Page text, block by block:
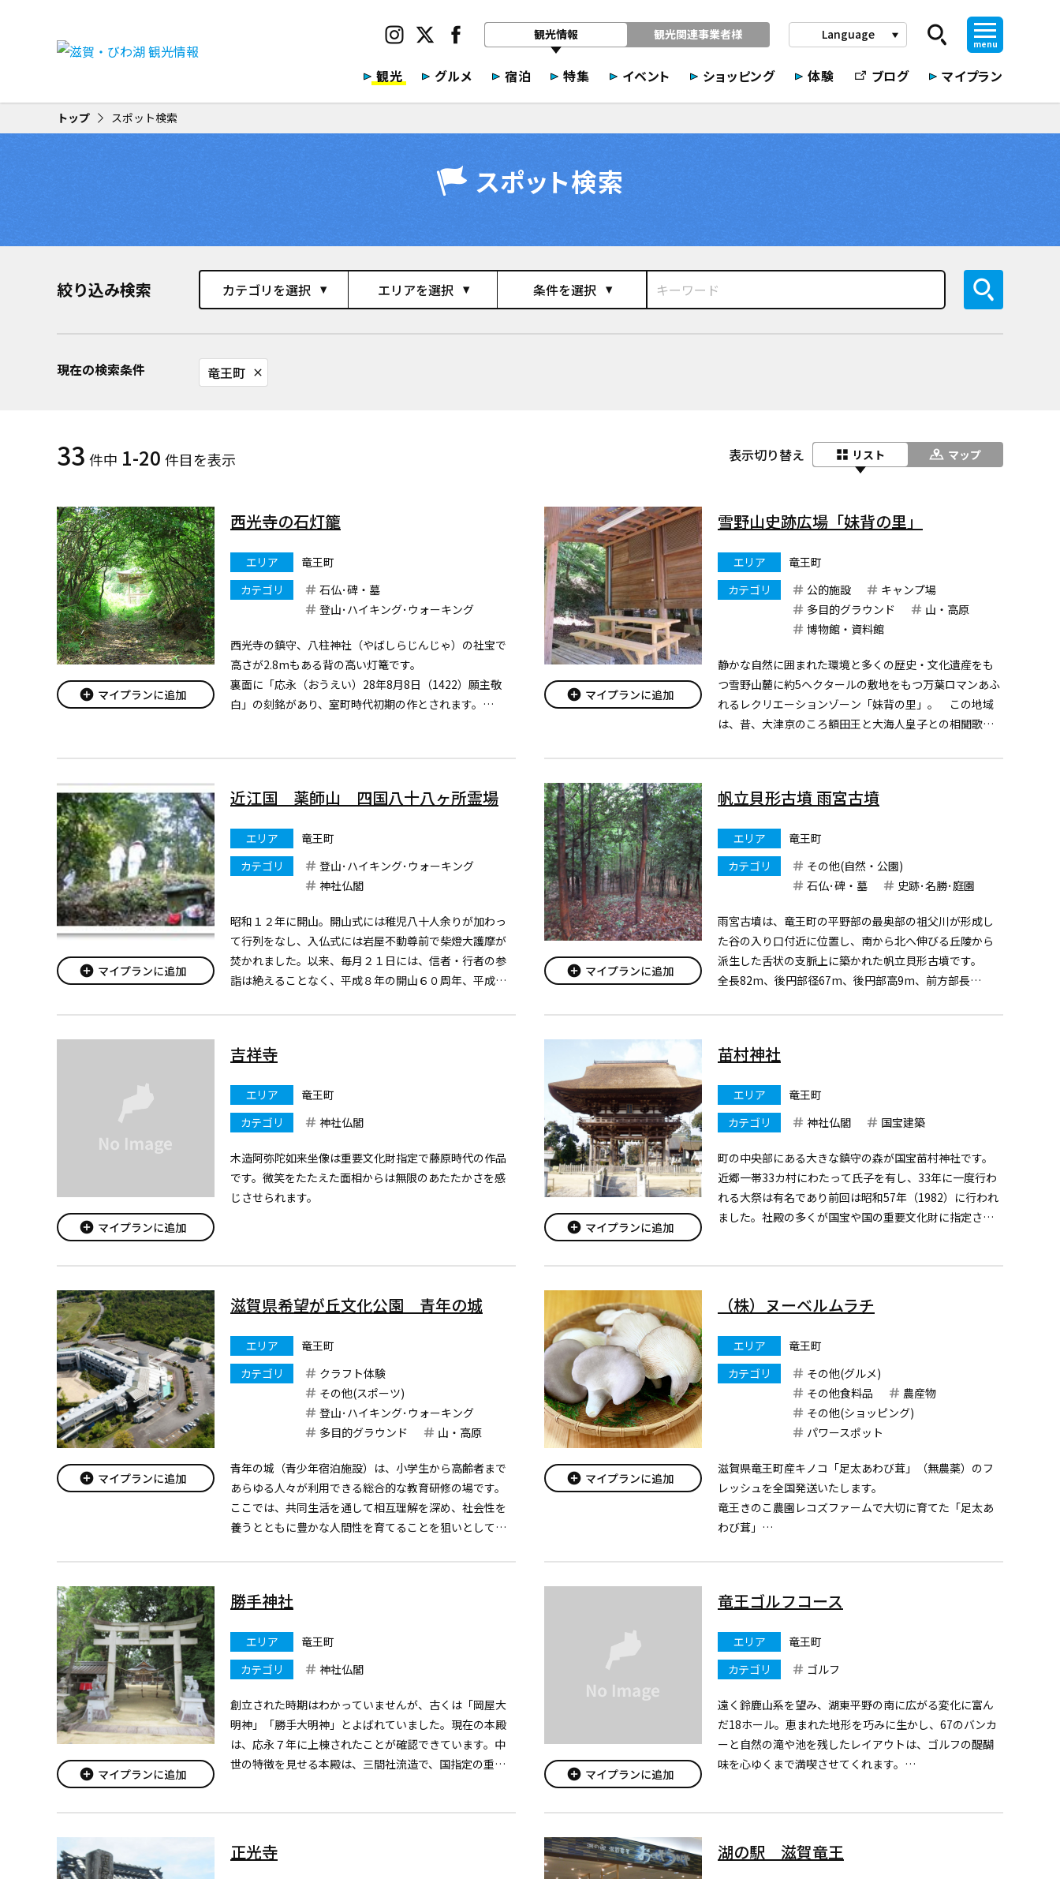
観光情報 観光関連事業者様 Language play_arrow
menu
観光 グルメ 宿泊 特集 イベント ショッピング 体験 ブログ マイプラン
トップ スポット検索
スポット検索
絞り込み検索 カテゴリを選択 play_arrow エリアを選択 play_arrow 条件を選択 play_arrow
現在の検索条件 竜王町 close
33 件中 1-20 件目を表示 表示切り替え リスト マップ
add_circle マイプランに追加
西光寺の石灯籠
エリア
竜王町
カテゴリ
石仏･碑・墓
登山･ハイキング･ウォーキング
西光寺の鎮守、八柱神社（やばしらじんじゃ）の社宝で
高さが2.8mもある背の高い灯篭です。
裏面に「応永（おうえい）28年8月8日（1422）願主敬
白」の刻銘があり、室町時代初期の作とされます。
すが、この八角柱の灯篭は特に珍しく、また笠を持ち火
add_circle マイプランに追加
雪野山史跡広場「妹背の里」
エリア
竜王町
カテゴリ
公的施設
キャンプ場
多目的グラウンド
山・高原
博物館・資料館
静かな自然に囲まれた環境と多くの歴史・文化遺産をも
つ雪野山麓に約5ヘクタールの敷地をもつ万葉ロマンあふ
れるレクリエーションゾーン「妹背の里」。 この地域
は、昔、大津京のころ額田王と大海人皇子との相聞歌で
もとに大社風となっています。また野外活動ができる芝
add_circle マイプランに追加
近江国 薬師山 四国八十八ヶ所霊場
エリア
竜王町
カテゴリ
登山･ハイキング･ウォーキング
神社仏閣
昭和１２年に開山。開山式には稚児八十人余りが加わっ
て行列をなし、入仏式には岩屋不動尊前で柴燈大護摩が
焚かれました。以来、毎月２１日には、信者・行者の参
詣は絶えることなく、平成８年の開山６０周年、平成１
珠玉に信者の名前が入った立派な巨大数珠を約５０人ほ
add_circle マイプランに追加
帆立貝形古墳 雨宮古墳
エリア
竜王町
カテゴリ
その他(自然・公園)
石仏･碑・墓
史跡･名勝･庭園
雨宮古墳は、竜王町の平野部の最奥部の祖父川が形成し
た谷の入り口付近に位置し、南から北へ伸びる丘陵から
派生した舌状の支脈上に築かれた帆立貝形古墳です。
全長82m、後円部径67m、後円部高9m、前方部長
一重の周壕をめぐらせています。滋賀県下第三位 の規模
add_circle マイプランに追加
吉祥寺
エリア
竜王町
カテゴリ
神社仏閣
木造阿弥陀如来坐像は重要文化財指定で藤原時代の作品
です。微笑をたたえた面相からは無限のあたたかさを感
じさせられます。
add_circle マイプランに追加
苗村神社
エリア
竜王町
カテゴリ
神社仏閣 国宝建築
町の中央部にある大きな鎮守の森が国宝苗村神社です。
近郷一帯33カ村にわたって氏子を有し、33年に一度行わ
れる大祭は有名であり前回は昭和57年（1982）に行われ
ました。社殿の多くが国宝や国の重要文化財に指定され
add_circle マイプランに追加
滋賀県希望が丘文化公園 青年の城
エリア
竜王町
カテゴリ
クラフト体験
その他(スポーツ)
登山･ハイキング･ウォーキング
多目的グラウンド
山・高原
青年の城（青少年宿泊施設）は、小学生から高齢者まで
あらゆる人々が利用できる総合的な教育研修の場です。
ここでは、共同生活を通して相互理解を深め、社会性を
養うとともに豊かな人間性を育てることを狙いとしてい
学校の入学オリエンテーションやスポーツ合宿、企業研
add_circle マイプランに追加
（株）ヌーベルムラチ
エリア
竜王町
カテゴリ
その他(グルメ)
その他食料品
農産物
その他(ショッピング)
パワースポット
滋賀県竜王町産キノコ「足太あわび茸」（無農薬）のフ
レッシュを全国発送いたします。
竜王きのこ農園レコズファームで大切に育てた「足太あ
わび茸」
ビの様で熱を加えてもその歯ざわり感は損なわれずカサ
B2やβグルカンが豊富に...
add_circle マイプランに追加
勝手神社
エリア
竜王町
カテゴリ
神社仏閣
創立された時期はわかっていませんが、古くは「岡屋大
明神」「勝手大明神」とよばれていました。現在の本殿
は、応永７年に上棟されたことが確認できています。中
世の特徴を見せる本殿は、三間社流造で、国指定の重要
add_circle マイプランに追加
竜王ゴルフコース
エリア
竜王町
カテゴリ
ゴルフ
遠く鈴鹿山系を望み、湖東平野の南に広がる変化に富ん
だ18ホール。恵まれた地形を巧みに生かし、67のバンカ
ーと自然の滝や池を残したレイアウトは、ゴルフの醍醐
味を心ゆくまで満喫させてくれます。
正光寺 湖の駅 滋賀竜王